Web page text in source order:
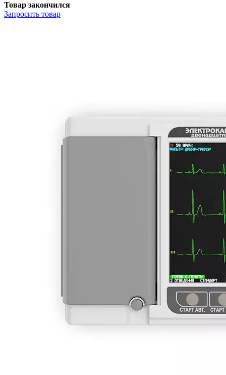
Товар закончился
Запросить товар